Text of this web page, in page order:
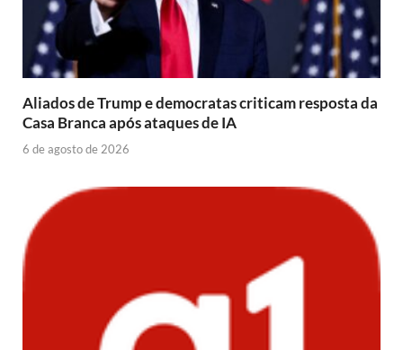
Aliados de Trump e democratas criticam resposta da
Casa Branca após ataques de IA
6 de agosto de 2026